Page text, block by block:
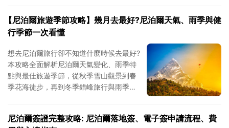
排行程節奏。
【尼泊爾旅遊季節攻略】幾月去最好?尼泊爾天氣、雨季與健
行季節一次看懂
想去尼泊爾旅行卻不知道什麼時候去最好?
本攻略全面解析尼泊爾天氣變化、雨季特
點與最佳旅遊季節，從秋季雪山觀景到春
季花海徒步，再到冬季錯峰旅行與雨季特
行程。
尼泊爾簽證完整攻略: 尼泊爾落地簽、電子簽申請流程、費